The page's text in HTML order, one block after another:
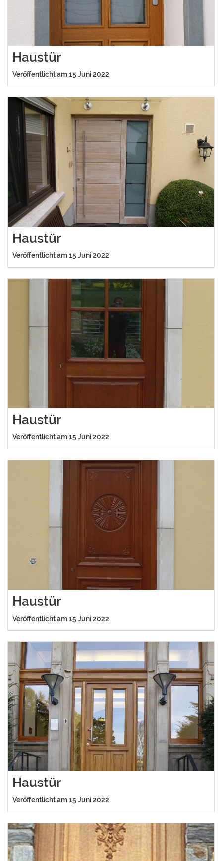
Haustür
Veröffentlicht am 15 Juni 2022
Haustür
Veröffentlicht am 15 Juni 2022
Haustür
Veröffentlicht am 15 Juni 2022
Haustür
Veröffentlicht am 15 Juni 2022
Haustür
Veröffentlicht am 15 Juni 2022